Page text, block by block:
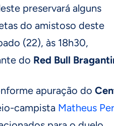
preservará alguns
do amistoso deste
(22), às 18h30,
do Red Bull
apuração do
campista Matheus